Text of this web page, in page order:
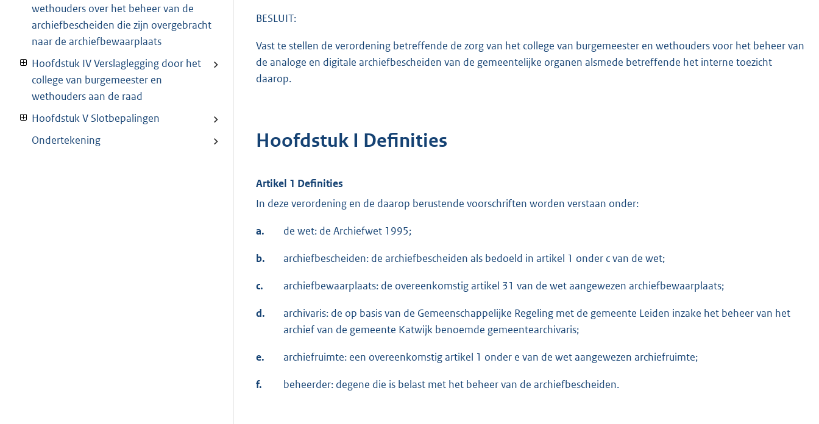
wethouders over het beheer van de
archiefbescheiden die zijn overgebracht
naar de archiefbewaarplaats
Hoofdstuk IV Verslaglegging door het
college van burgemeester en
wethouders aan de raad
Hoofdstuk V Slotbepalingen
Ondertekening
BESLUIT:
Vast te stellen de verordening betreffende de zorg van het college van burgemeester en wethouders voor het beheer van
de analoge en digitale archiefbescheiden van de gemeentelijke organen alsmede betreffende het interne toezicht
daarop.
Hoofdstuk I Definities
Artikel 1 Definities
In deze verordening en de daarop berustende voorschriften worden verstaan onder:
a. de wet: de Archiefwet 1995;
b. archiefbescheiden: de archiefbescheiden als bedoeld in artikel 1 onder c van de wet;
c. archiefbewaarplaats: de overeenkomstig artikel 31 van de wet aangewezen archiefbewaarplaats;
d.
archivaris: de op basis van de Gemeenschappelijke Regeling met de gemeente Leiden inzake het beheer van het
archief van de gemeente Katwijk benoemde gemeentearchivaris;
e. archiefruimte: een overeenkomstig artikel 1 onder e van de wet aangewezen archiefruimte;
f. beheerder: degene die is belast met het beheer van de archiefbescheiden.